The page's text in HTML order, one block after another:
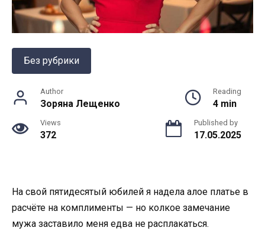
Без рубрики
Author
Зоряна Лещенко
Reading
4 min
Views
372
Published by
17.05.2025
На свой пятидесятый юбилей я надела алое платье в
расчёте на комплименты — но колкое замечание
мужа заставило меня едва не расплакаться.